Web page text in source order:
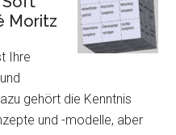
Moritz
Ihre
gehört die Kenntnis
und -modelle, aber